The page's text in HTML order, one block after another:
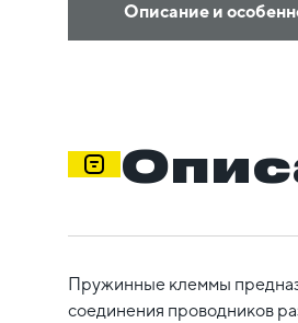
Описание и
Пружинные клеммы
соединения проводников